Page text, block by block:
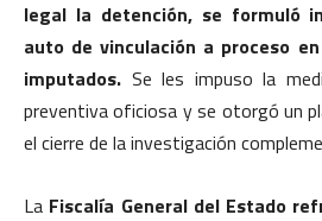
legal la detención, se formuló
auto de vinculación a proceso
imputados. Se les impuso la
preventiva oficiosa y se otorgó un
el cierre de la investigación
La Fiscalía General del Estado